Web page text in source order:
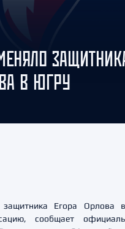
В ЮГРУ
защитника Егора Орлова
сообщает